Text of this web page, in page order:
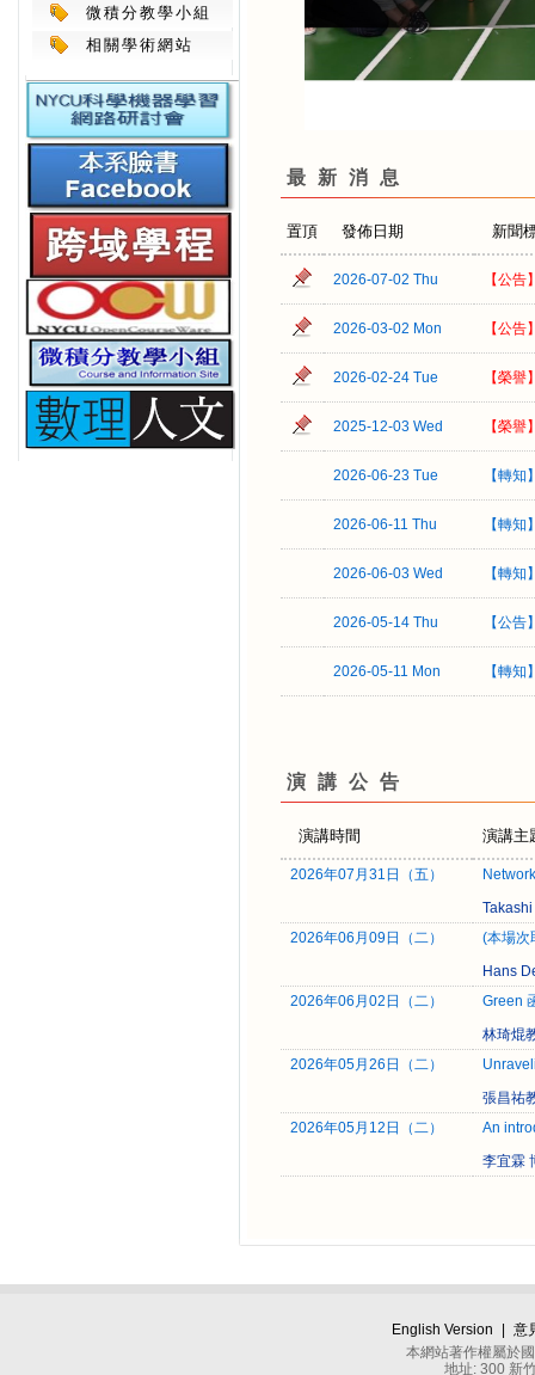
微積分教學小組
相關學術網站
最新消息
置頂 發佈日期 新聞
2026-07-02 Thu 【公
2026-03-02 Mon 【公
2026-02-24 Tue 【榮
2025-12-03 Wed 【榮
2026-06-23 Tue 【轉
2026-06-11 Thu 【轉
2026-06-03 Wed 【轉
2026-05-14 Thu 【公
2026-05-11 Mon 【轉
演講公告
演講時間 演講主
2026年07月31日（五）
2026年06月09日（二）
(本場次
Hans
2026年06月02日（二）
Green
林琦焜
2026年05月26日（二）
張昌祐
2026年05月12日（二）
An
李宜霖
English Version
意
本網站著作權屬於
地址: 300 新